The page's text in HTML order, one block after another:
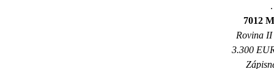
7012
Rovina II
3.300